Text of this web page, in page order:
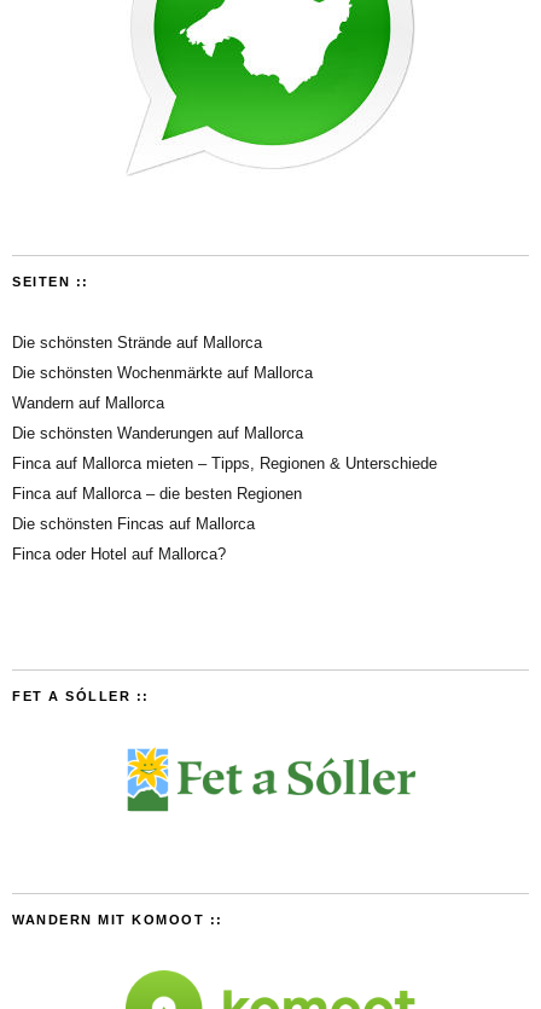
SEITEN ::
Die schönsten Strände auf Mallorca
Die schönsten Wochenmärkte auf Mallorca
Wandern auf Mallorca
Die schönsten Wanderungen auf Mallorca
Finca auf Mallorca mieten – Tipps, Regionen & Unterschiede
Finca auf Mallorca – die besten Regionen
Die schönsten Fincas auf Mallorca
Finca oder Hotel auf Mallorca?
FET A SÓLLER ::
WANDERN MIT KOMOOT ::